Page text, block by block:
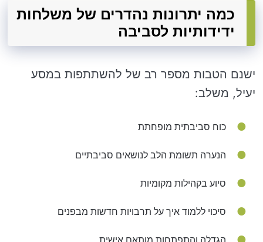
כמה יתרונות נהדרים של משלחות
ידידותיות לסביבה
ישנם הטבות מספר רב של להשתתפות במסע
יעיל, משלב:
כוח סביבתית מופחתת
הנערה תשומת הלב לנושאים סביבתיים
סיוע בקהילות מקומיות
סיכוי ללמוד איך על תרבויות חדשות מבפנים
הגדלה והתפתחות מותאם אישית